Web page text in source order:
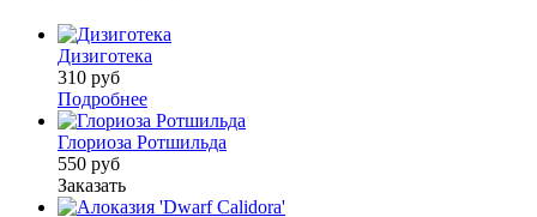
Дизиготека
310 руб
Подробнее
Глориоза Ротшильда
550 руб
Заказать